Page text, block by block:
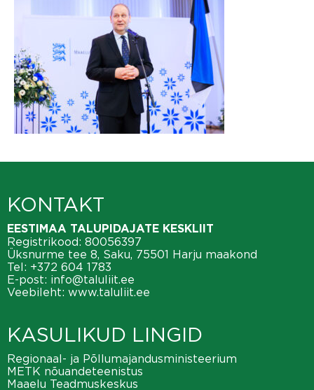
KONTAKT
EESTIMAA TALUPIDAJATE KESKLIIT
Registrikood: 80056397
Üksnurme tee 8, Saku, 75501 Harju maakond
Tel: +372 604 1783
E-post: info@taluliit.ee
Veebileht: www.taluliit.ee
KASULIKUD LINGID
Regionaal- ja Põllumajandusministeerium
METK nõuandeteenistus
Maaelu Teadmuskeskus